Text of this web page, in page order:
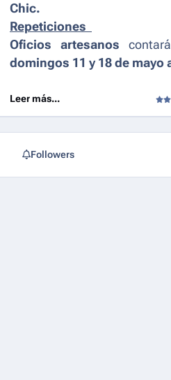
Chic.
Repeticiones
Oficios artesanos
domingos 11 y 18 de mayo
Leer más...
Followers